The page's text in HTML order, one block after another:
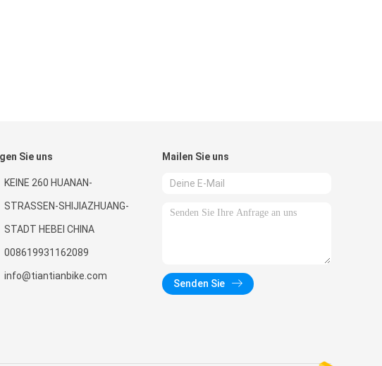
Sie uns
KEINE 260 HUANAN-
STRASSEN-SHIJIAZHUANG-
STADT HEBEI CHINA
008619931162089
info@tiantianbike.com
Mailen Sie uns
Senden Sie